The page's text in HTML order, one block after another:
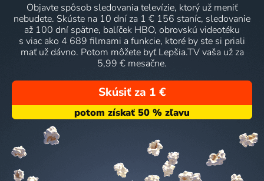
Objavte spôsob sledovania televízie, ktorý už meniť
nebudete. Skúste na 10 dní za 1 € 156 staníc, sledovanie
až 100 dní spätne, balíček HBO, obrovskú videotéku
s viac ako 4 689 filmami a funkcie, ktoré by ste si priali
mať už dávno. Potom môžete byť Lepšia.TV vaša už za
5,99 € mesačne.
Skúsiť za 1 €